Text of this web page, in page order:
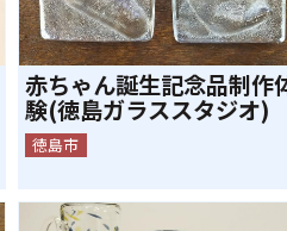
赤ちゃん誕生記念品制作
験(徳島ガラススタジオ)
徳島市